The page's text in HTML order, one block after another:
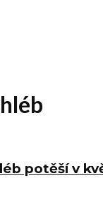
potěší v